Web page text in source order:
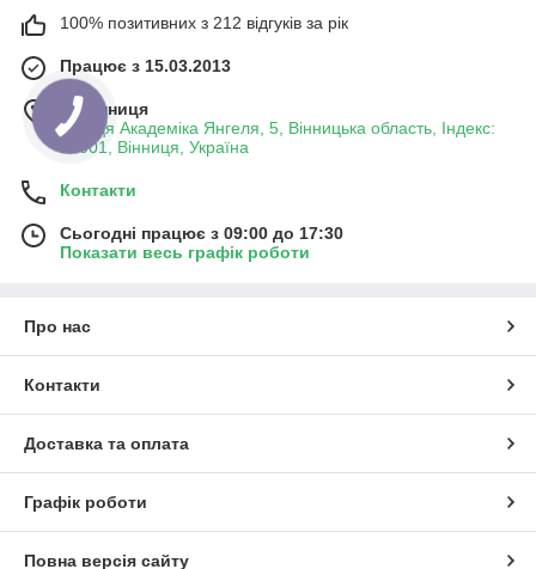
100% позитивних з 212 відгуків за рік
Працює з 15.03.2013
м. Вінниця
вулиця Академіка Янгеля, 5, Вінницька область, Індекс:
21001, Вінниця, Україна
Контакти
Сьогодні працює з 09:00 до 17:30
Показати весь графік роботи
Про нас
Контакти
Доставка та оплата
Графік роботи
Повна версія сайту